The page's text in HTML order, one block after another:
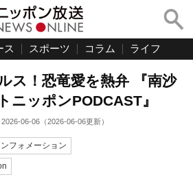
ス スポーツ コラム ライフ
ス！恐竜愛を熱弁 『南沙
ニッポンPODCAST』
2026-06-06 （2026-06-06更新）
フォメーション